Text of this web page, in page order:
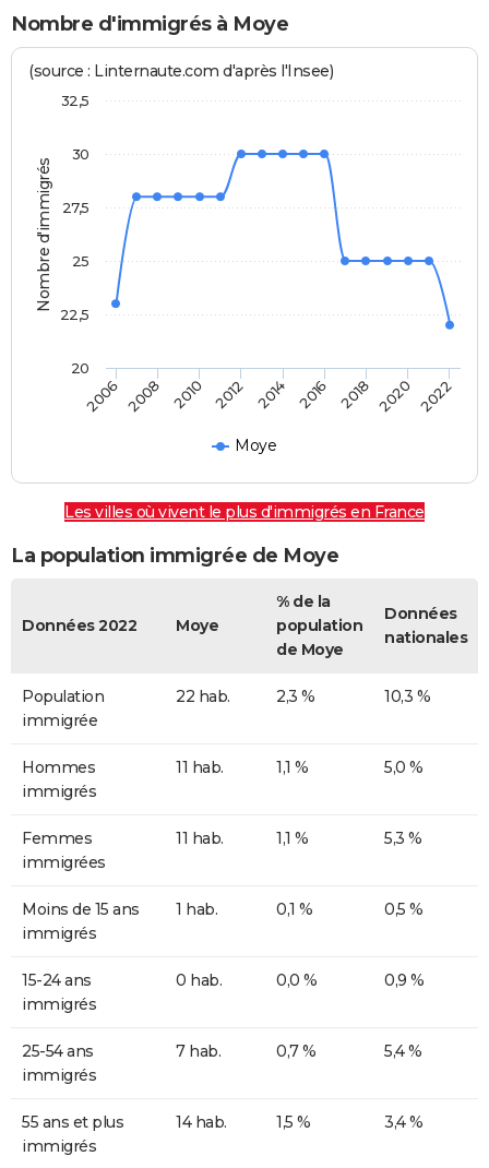
Nombre d'immigrés à Moye
Nombre d'immigrés
(source : Linternaute.com d'après l'Insee)
Moye
2006 2008 2010 2012 2014 2016 2018 2020 2022
20
22,5
25
27,5
30
32,5
Les villes où vivent le plus d'immigrés en France
La population immigrée de Moye
Données 2022 Moye
% de la
population
de Moye
Données
nationales
Population
immigrée
22 hab. 2,3 % 10,3 %
Hommes
immigrés
11 hab. 1,1 % 5,0 %
Femmes
immigrées
11 hab. 1,1 % 5,3 %
Moins de 15 ans
immigrés
1 hab. 0,1 % 0,5 %
15-24 ans
immigrés
0 hab. 0,0 % 0,9 %
25-54 ans
immigrés
7 hab. 0,7 % 5,4 %
55 ans et plus
immigrés
14 hab. 1,5 % 3,4 %